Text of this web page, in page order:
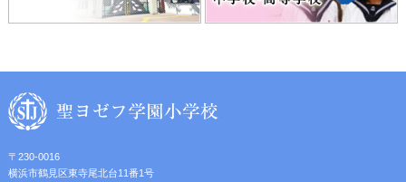
〒230-0016
横浜市鶴見区東寺尾北台11番1号